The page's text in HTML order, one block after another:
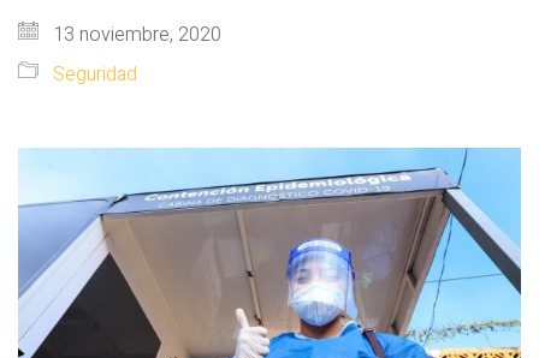
13 noviembre, 2020
Seguridad